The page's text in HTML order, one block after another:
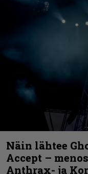
Näin lähtee
Accept –
Anthrax- ja